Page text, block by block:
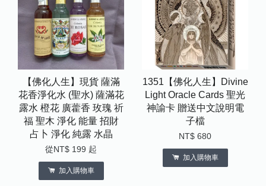
【佛化人生】現貨 薩滿
花香淨化水 (聖水) 薩滿花
露水 橙花 廣藿香 玫瑰 祈
福 聖木 淨化 能量 招財
占卜 淨化 純露 水晶
從NT$ 199 起
加入購物車
1351【佛化人生】Divine
Light Oracle Cards 聖光
神諭卡 贈送中文說明電
子檔
NT$ 680
加入購物車